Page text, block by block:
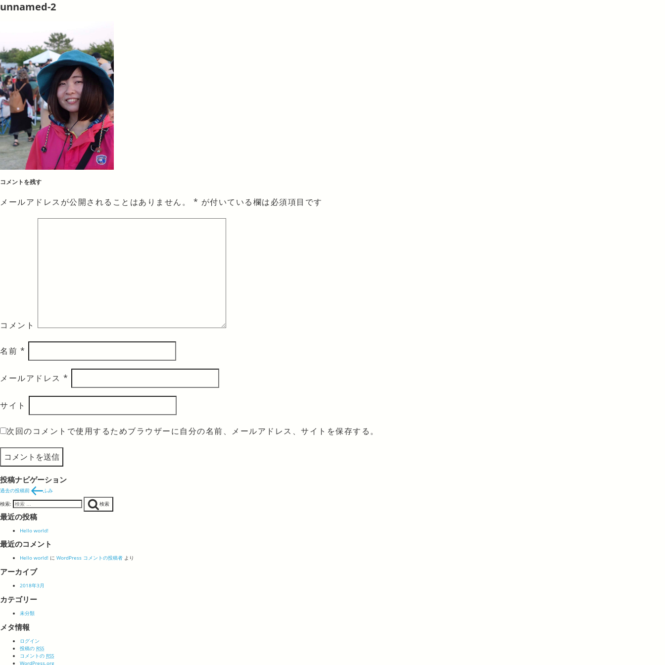
unnamed-2
コメントを残す
メールアドレスが公開されることはありません。 * が付いている欄は必須項目です
コメント
名前 *
メールアドレス *
サイト
次回のコメントで使用するためブラウザーに自分の名前、メールアドレス、サイトを保存する。
投稿ナビゲーション
過去の投稿前
ふみ
検索:
検索
最近の投稿
Hello world!
最近のコメント
Hello world! に WordPress コメントの投稿者 より
アーカイブ
2018年3月
カテゴリー
未分類
メタ情報
ログイン
投稿の RSS
コメントの RSS
WordPress.org